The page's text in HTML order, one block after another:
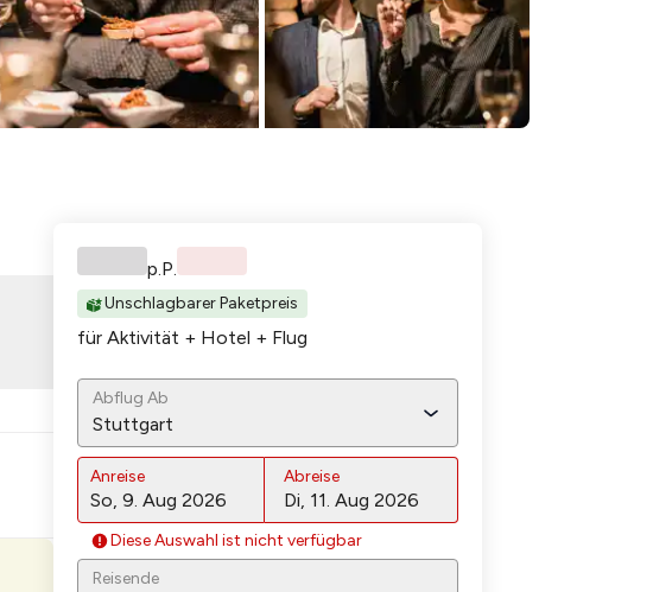
p.P.
Unschlagbarer Paketpreis
für Aktivität + Hotel + Flug
Abflug Ab
Stuttgart
Anreise Abreise
Diese Auswahl ist nicht verfügbar
Reisende